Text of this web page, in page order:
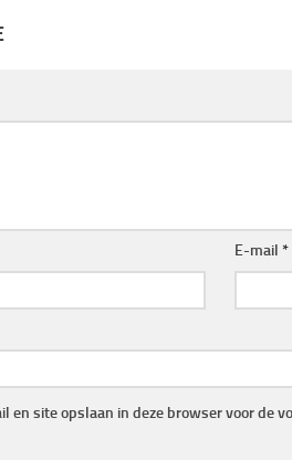
E-mail *
en site opslaan in deze browser voor de